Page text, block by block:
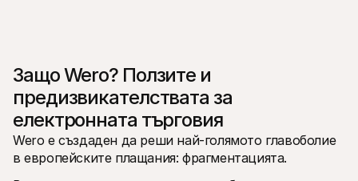
Защо Wero? Ползите и
предизвикателствата за
електронната търговия
Wero е създаден да реши най-голямото главоболие
в европейските плащания: фрагментацията.